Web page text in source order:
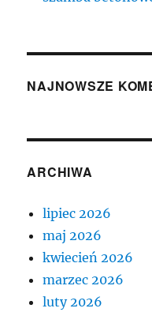
NAJNOWSZE
ARCHIWA
lipiec 2026
maj 2026
kwiecień 2026
marzec 2026
luty 2026